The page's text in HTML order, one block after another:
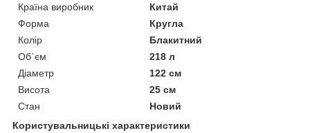
Країна виробник
Китай
Форма
Кругла
Колір
Блакитний
Об`єм
218 л
Діаметр
122 см
Висота
25 см
Стан
Новий
Користувальницькі характеристики